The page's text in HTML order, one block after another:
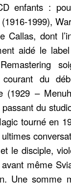
enfants :
1999),
Callas, dont
aidé le
du
(1929 –
du
tourné en
le disciple,
même
Une somme